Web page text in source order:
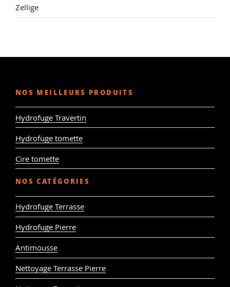
Zellige
NOS MEILLEURS PRODUITS
Hydrofuge Travertin
Hydrofuge tomette
Cire tomette
NOS CATÉGORIES
Hydrofuge Terrasse
Hydrofuge Pierre
Antimousse
Nettoyage Terrasse Pierre